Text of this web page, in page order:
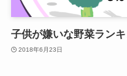
子供が嫌いな野菜ラン
2018年6月23日